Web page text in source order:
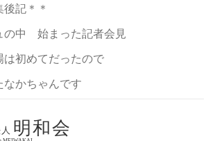
後記＊＊
の中 始まった記者会見
は初めてだったので
なかちゃんです